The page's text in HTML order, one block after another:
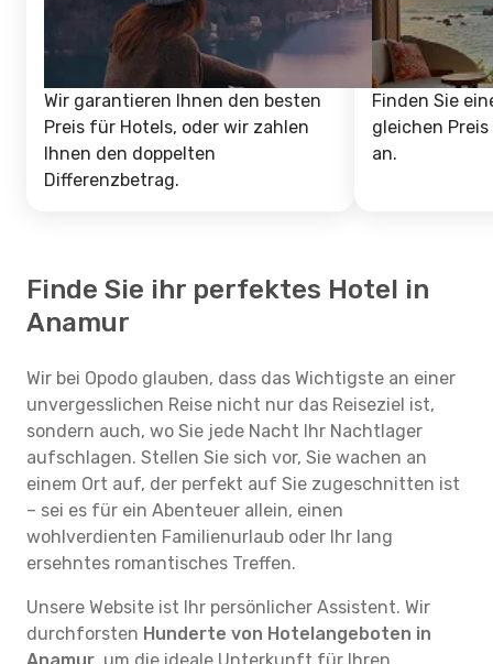
Wir garantieren Ihnen den besten
Preis für Hotels, oder wir zahlen
Ihnen den doppelten
Differenzbetrag.
Finden Sie
gleichen
an.
Finde Sie ihr perfektes Hotel in
Anamur
Wir bei Opodo glauben, dass das Wichtigste an einer
unvergesslichen Reise nicht nur das Reiseziel ist,
sondern auch, wo Sie jede Nacht Ihr Nachtlager
aufschlagen. Stellen Sie sich vor, Sie wachen an
einem Ort auf, der perfekt auf Sie zugeschnitten ist
– sei es für ein Abenteuer allein, einen
wohlverdienten Familienurlaub oder Ihr lang
ersehntes romantisches Treffen.
Unsere Website ist Ihr persönlicher Assistent. Wir
durchforsten Hunderte von Hotelangeboten in